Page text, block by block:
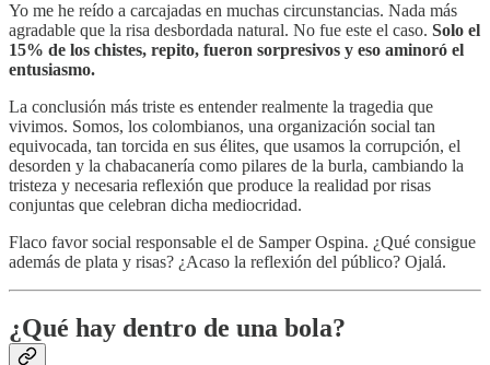
Yo me he reído a carcajadas en muchas circunstancias. Nada más
agradable que la risa desbordada natural. No fue este el caso. Solo el
15% de los chistes, repito, fueron sorpresivos y eso aminoró el
entusiasmo.
La conclusión más triste es entender realmente la tragedia que
vivimos. Somos, los colombianos, una organización social tan
equivocada, tan torcida en sus élites, que usamos la corrupción, el
desorden y la chabacanería como pilares de la burla, cambiando la
tristeza y necesaria reflexión que produce la realidad por risas
conjuntas que celebran dicha mediocridad.
Flaco favor social responsable el de Samper Ospina. ¿Qué consigue
además de plata y risas? ¿Acaso la reflexión del público? Ojalá.
¿Qué hay dentro de una bola?